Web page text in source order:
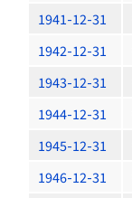
1941-12-31
1942-12-31
1943-12-31
1944-12-31
1945-12-31
1946-12-31